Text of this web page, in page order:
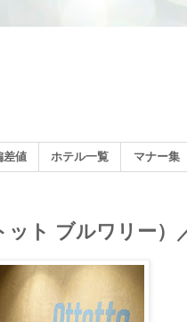
差値 ホテル一覧 マナー集
ト ブルワリー）